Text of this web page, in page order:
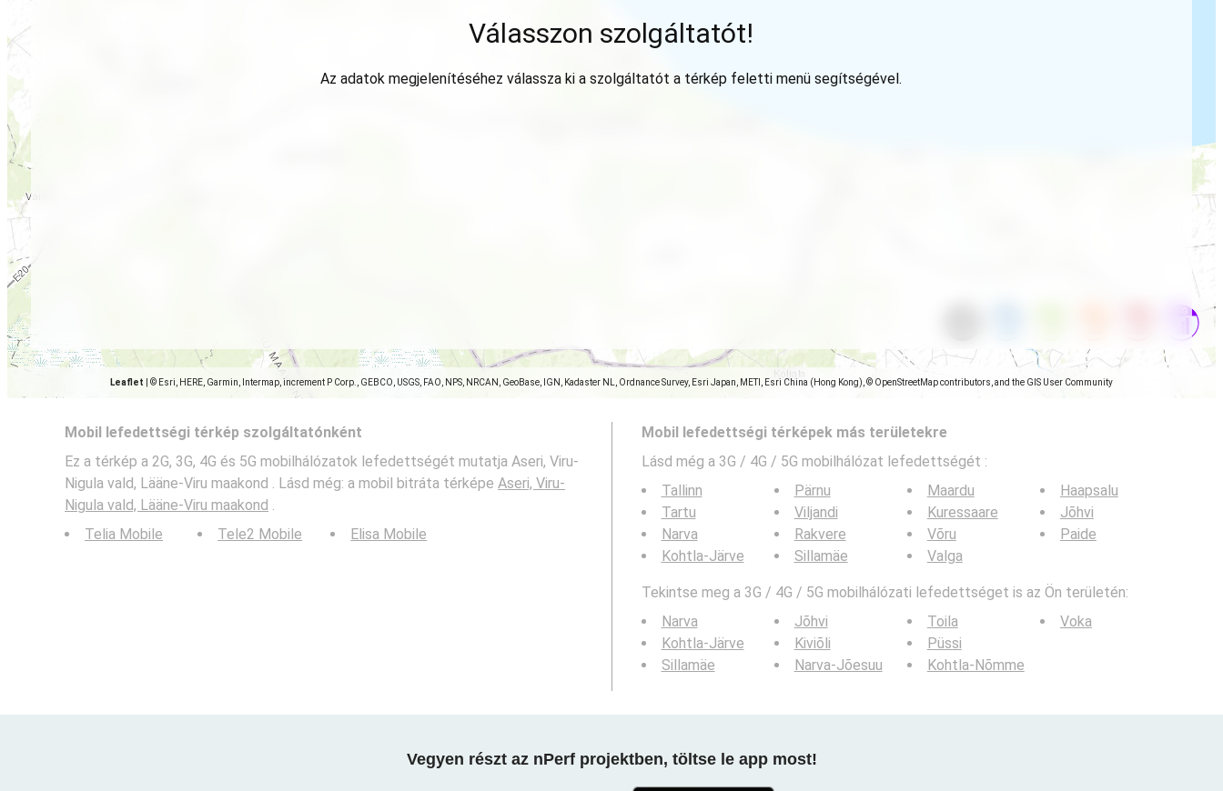
Leaflet © Esri, HERE, Garmin, Intermap, increment P Corp., GEBCO, USGS, FAO, NPS, NRCAN, GeoBase, IGN, Kadaster NL, Ordnance Survey, Esri Japan, METI, Esri China (Hong Kong), © OpenStreetMap contributors, and the GIS User Community
Válasszon szolgáltatót!
Az adatok megjelenítéséhez válassza ki a szolgáltatót a térkép feletti menü segítségével.
Mobil lefedettségi térkép szolgáltatónként
Ez a térkép a 2G, 3G, 4G és 5G mobilhálózatok lefedettségét mutatja Aseri, Viru-
Nigula vald, Lääne-Viru maakond . Lásd még: a mobil bitráta térképe Aseri, Viru-
Nigula vald, Lääne-Viru maakond .
Telia Mobile
Tele2 Mobile Elisa Mobile
Mobil lefedettségi térképek más területekre
Lásd még a 3G / 4G / 5G mobilhálózat lefedettségét :
Tallinn
Tartu
Narva
Kohtla-Järve
Pärnu
Viljandi
Rakvere
Sillamäe
Maardu
Kuressaare
Võru
Valga
Haapsalu
Jõhvi
Paide
Tekintse meg a 3G / 4G / 5G mobilhálózati lefedettséget is az Ön területén:
Narva
Kohtla-Järve
Sillamäe
Jõhvi
Kiviõli
Narva-Jõesuu
Toila
Püssi
Kohtla-Nõmme
Voka
Vegyen részt az nPerf projektben, töltse le app most!